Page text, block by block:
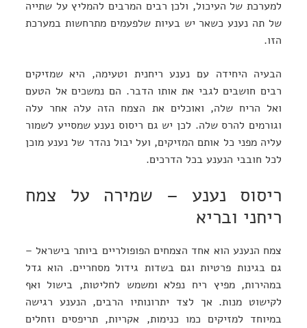
למערכת של העיכול, ולכן רבים המרבים להמליץ על שתייה
של תה נענע כשאר יש בעיות שלפעמים מתרחשות במערכת
הזו.
הבעיה היחידה עם נענע ריחנית וטעימה, היא שמזיקים
רבים חושבים לגבי את אותו הדבר. הם נמשכים אל הטעם
ואל הריח שלה, ואוכלים את הצמח הזה עלה אחר עלה
וגורמים להרס שלה. לכן יש גם ריסוס נענע שמסייע לשמור
עליה מפני כל אותם המזיקים, ועל יבול נהדר של נענע מוכן
לכל חובבי הנענע בכל הדרכים.
ריסוס נענע – שמירה על צמח
ריחני ובריא
צמח הנענע הוא אחד הצמחים הפופולריים ביותר בישראל –
גם בגינות פרטיות וגם בשדות גידול מסחריים. הוא גדל
במהירות, מפיץ ריח נפלא ומשמש לחליטות, בישול ואף
לקישוט מנות. אך לצד יתרונותיו הרבים, הנענע רגישה
במיוחד למזיקים כמו כנימות, אקריות, תריפסים וזחלים